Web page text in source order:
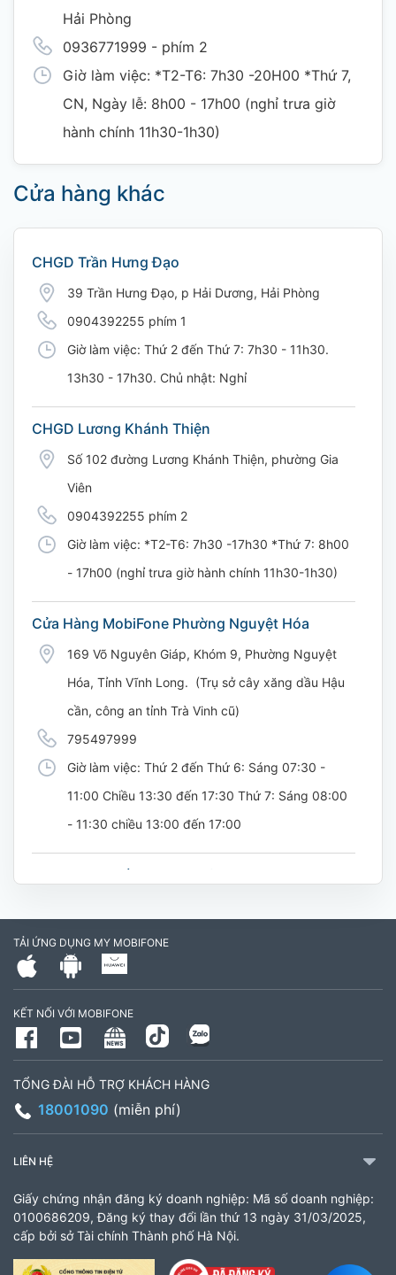
Hải Phòng
0936771999 - phím 2
Giờ làm việc: *T2-T6: 7h30 -20H00 *Thứ 7,
CN, Ngày lễ: 8h00 - 17h00 (nghỉ trưa giờ
hành chính 11h30-1h30)
Cửa hàng khác
CHGD Trần Hưng Đạo
39 Trần Hưng Đạo, p Hải Dương, Hải Phòng
0904392255 phím 1
Giờ làm việc: Thứ 2 đến Thứ 7: 7h30 - 11h30.
13h30 - 17h30. Chủ nhật: Nghỉ
CHGD Lương Khánh Thiện
Số 102 đường Lương Khánh Thiện, phường Gia
Viên
0904392255 phím 2
Giờ làm việc: *T2-T6: 7h30 -17h30 *Thứ 7: 8h00
- 17h00 (nghỉ trưa giờ hành chính 11h30-1h30)
Cửa Hàng MobiFone Phường Nguyệt Hóa
169 Võ Nguyên Giáp, Khóm 9, Phường Nguyệt
Hóa, Tỉnh Vĩnh Long. (Trụ sở cây xăng dầu Hậu
cần, công an tỉnh Trà Vinh cũ)
795497999
Giờ làm việc: Thứ 2 đến Thứ 6: Sáng 07:30 -
11:00 Chiều 13:30 đến 17:30 Thứ 7: Sáng 08:00
- 11:30 chiều 13:00 đến 17:00
CH 21B Ba La (CH 16 Ba La)
quốc lộ 21B)
903460846
Giờ làm việc: 8:00 - 18:00
61 Minh Khai, Phường Bạch Mai, TP Hà Nội
Cửa hàng MobiFone Lắk
206 Nguyễn Tất Thành, Xã Liên Sơn Lắk, Tỉnh
Đắk Lắk
TẢI ỨNG DỤNG MY MOBIFONE
KẾT NỐI VỚI MOBIFONE
TỔNG ĐÀI HỖ TRỢ KHÁCH HÀNG
18001090 (miễn phí)
LIÊN HỆ
Giấy chứng nhận đăng ký doanh nghiệp: Mã số doanh nghiệp:
0100686209, Đăng ký thay đổi lần thứ 13 ngày 31/03/2025,
cấp bởi sở Tài chính Thành phố Hà Nội.